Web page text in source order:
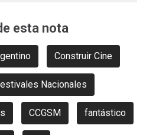
esta nota
Construir Cine
Nacionales
CCGSM fantástico